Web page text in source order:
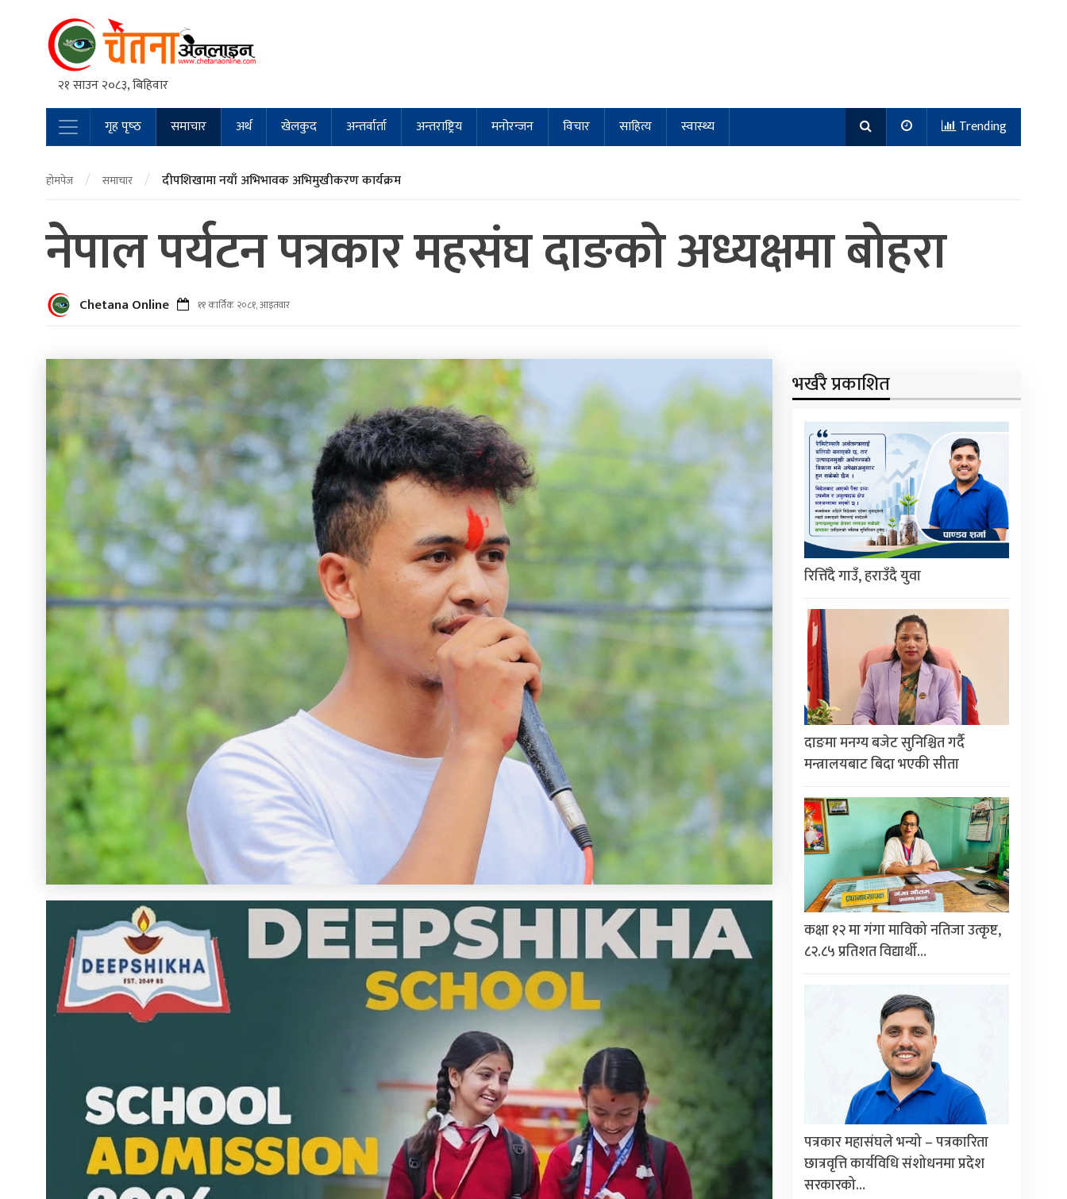
२१ साउन २०८३, बिहिवार
Main Navigation
गृह पृष्‍ठ समाचार अर्थ खेलकुद अन्तर्वार्ता अन्तराष्ट्रिय मनोरन्जन विचार साहित्य स्वास्थ्य Trending
होमपेज / समाचार / दीपशिखामा नयाँ अभिभावक अभिमुखीकरण कार्यक्रम
नेपाल पर्यटन पत्रकार महसंघ दाङको अध्यक्षमा बोहरा
Chetana Online ११ कार्तिक २०८१, आइतवार
भर्खरै प्रकाशित
रित्तिँदै गाउँ, हराउँदै युवा
दाङमा मनग्य बजेट सुनिश्चित गर्दै
मन्त्रालयबाट बिदा भएकी सीता
कक्षा १२ मा गंगा माविको नतिजा उत्कृष्ट,
८२.८५ प्रतिशत विद्यार्थी…
पत्रकार महासंघले भन्यो – पत्रकारिता
छात्रवृत्ति कार्यविधि संशोधनमा प्रदेश
सरकारको…